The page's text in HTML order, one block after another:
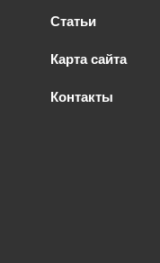
Статьи
Карта сайта
Контакты